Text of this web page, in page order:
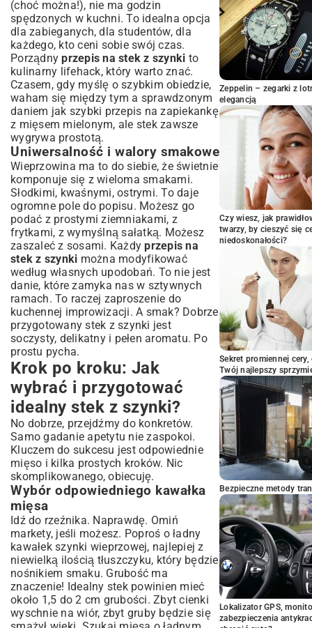
Przepis na stek z szynki: Warianty i
inspiracje kulinarne
Stek z szynki po hawajsku
Stek z szynki z grzybami
Stek z szynki w sosie musztardowym
Podsumowanie: Twój perfekcyjny stek z
szynki czeka!
(choć można!), nie ma godzin
spędzonych w kuchni. To idealna opcja
dla zabieganych, dla studentów, dla
każdego, kto ceni sobie swój czas.
Porządnyprzepis na stek z szynki to
kulinarny lifehack, który warto znać.
Czasem, gdy myślę o szybkim obiedzie,
waham się między tym a sprawdzonym
daniem jak szybki przepis na zapiekankę
z mięsem mielonym, ale stek zawsze
wygrywa prostotą.
Uniwersalność i walory smakowe
Wieprzowina ma to do siebie, że świetnie
komponuje się z wieloma smakami.
Słodkimi, kwaśnymi, ostrymi. To daje
ogromne pole do popisu. Możesz go
podać z prostymi ziemniakami, z
frytkami, z wymyślną sałatką. Możesz
zaszaleć z sosami. Każdyprzepis na
stek z szynki można modyfikować
według własnych upodobań. To nie jest
danie, które zamyka nas w sztywnych
ramach. To raczej zaproszenie do
kuchennej improwizacji. A smak? Dobrze
przygotowany stek z szynki jest
soczysty, delikatny i pełen aromatu. Po
prostu pycha.
Krok po kroku: Jak
wybrać i przygotować
idealny stek z szynki?
No dobrze, przejdźmy do konkretów.
Samo gadanie apetytu nie zaspokoi.
Kluczem do sukcesu jest odpowiednie
mięso i kilka prostych kroków. Nic
skomplikowanego, obiecuję.
Wybór odpowiedniego kawałka
mięsa
Idź do rzeźnika. Naprawdę. Omiń
markety, jeśli możesz. Poproś o ładny
kawałek szynki wieprzowej, najlepiej z
niewielką ilością tłuszczyku, który będzie
nośnikiem smaku. Grubość ma
znaczenie! Idealny stek powinien mieć
około 1,5 do 2 cm grubości. Zbyt cienki
wyschnie na wiór, zbyt gruby będzie się
Zeppelin – zegarki z
elegancją
Czy wiesz, jak
twarzy, by cieszyć się
niedoskonałości?
Sekret promiennej
Twój najlepszy
Bezpieczne metody
Lokalizator GPS,
zabezpieczenia